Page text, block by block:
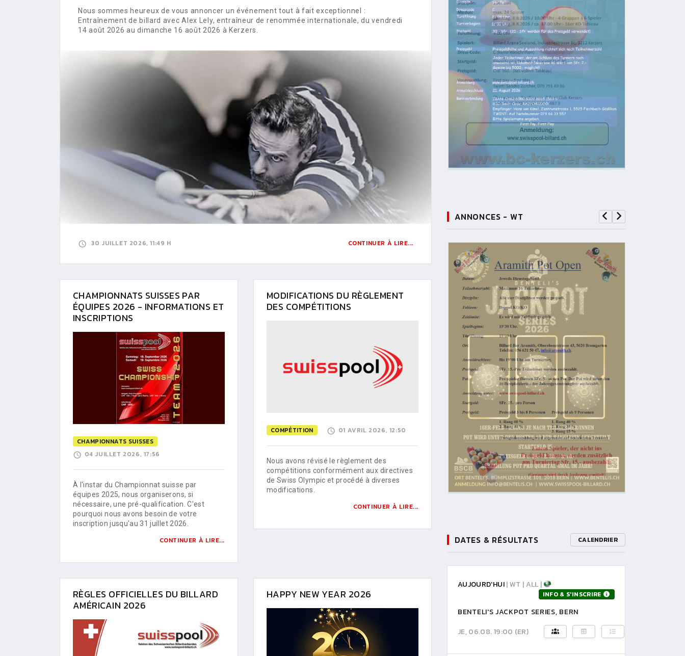
Nous sommes heureux de vous annoncer un événement tout à fait exceptionnel :
Entraînement de billard avec Alex Lely, entraîneur de renommée internationale, du vendredi
14 août 2026 au dimanche 16 août 2026 à Kerzers.
30 JUILLET 2026, 11:49 H CONTINUER À LIRE...
CHAMPIONNATS SUISSES PAR
ÉQUIPES 2026 - INFORMATIONS ET
INSCRIPTIONS
CHAMPIONNATS SUISSES
04 JUILLET 2026, 17:56
À l'instar du Championnat suisse par
équipes 2025, nous organiserons, si
nécessaire, une pré-qualification. C'est
pourquoi nous avons besoin de votre
inscription jusqu'au 31 juillet 2026.
CONTINUER À LIRE...
MODIFICATIONS DU RÈGLEMENT
DES COMPÉTITIONS
COMPÉTITION 01 AVRIL 2026, 12:50
Nous avons révisé le règlement des
compétitions conformément aux directives
de Swiss Olympic et procédé à diverses
modifications.
CONTINUER À LIRE...
RÈGLES OFFICIELLES DU BILLARD
AMÉRICAIN 2026
HAPPY NEW YEAR 2026
ANNONCES - WT
DATES & RÉSULTATS CALENDRIER
AUJOURD'HUI| WT | ALL |
INFO & S'INSCRIRE
BENTELI'S JACKPOT SERIES, BERN
JE, 06.08. 19:00 (ER)